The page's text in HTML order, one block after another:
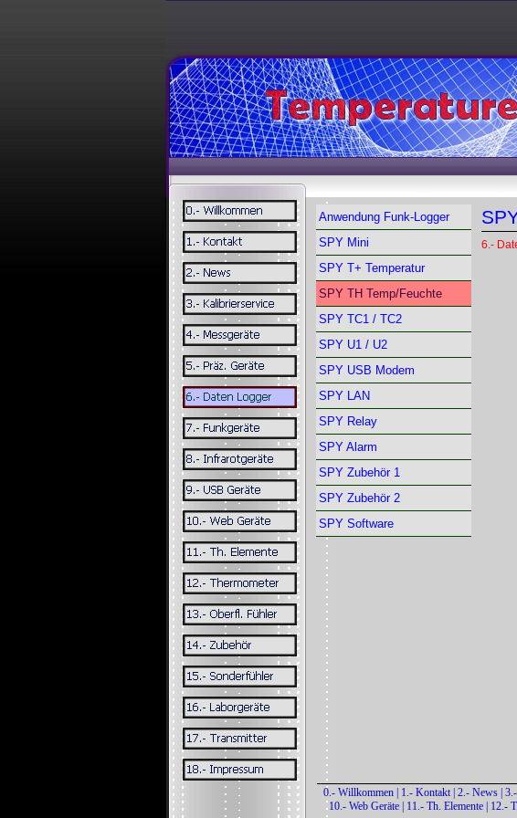
Anwendung Funk-Logger
SPY Mini
SPY T+ Temperatur
SPY TH Temp/Feuchte
SPY TC1 / TC2
SPY U1 / U2
SPY USB Modem
SPY LAN
SPY Relay
SPY Alarm
SPY Zubehör 1
SPY Zubehör 2
SPY Software
6.-
0.- Willkommen 1.- Kontakt 2.- News
10.- Web Geräte| 11.- Th. Elemente| 12.-